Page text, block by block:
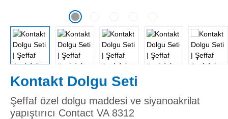
Kontakt Dolgu Seti
Şeffaf özel dolgu maddesi ve siyanoakrilat
yapıştırıcı Contact VA 8312